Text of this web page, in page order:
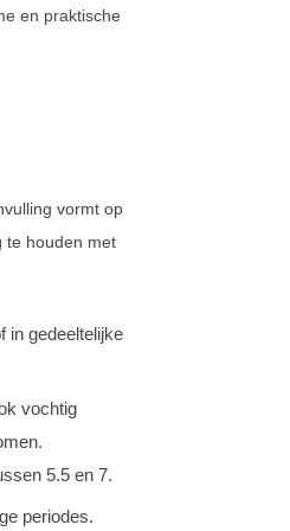
en praktische
vormt op
te houden met
in gedeeltelijke
vochtig
5.5 en 7.
periodes.